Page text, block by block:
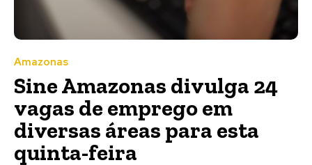
Amazonas
Sine Amazonas divulga 24
vagas de emprego em
diversas áreas para esta
quinta-feira